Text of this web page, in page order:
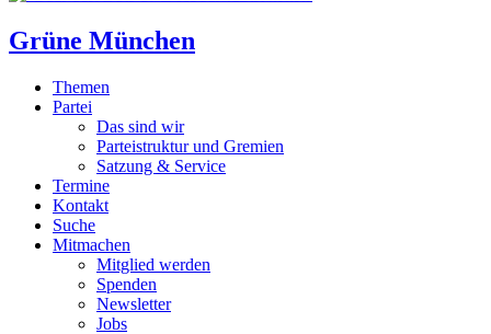
Grüne München
Themen
Partei
Das sind wir
Parteistruktur und Gremien
Satzung & Service
Termine
Kontakt
Suche
Mitmachen
Mitglied werden
Spenden
Newsletter
Jobs